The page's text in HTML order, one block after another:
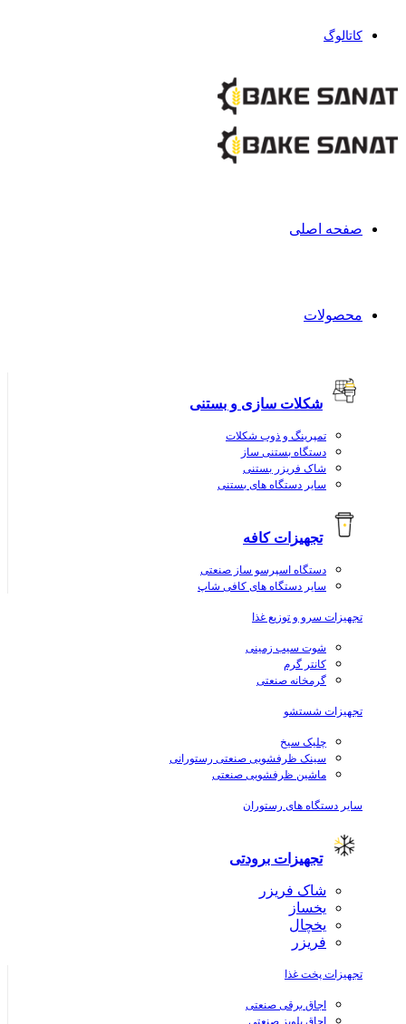
کاتالوگ
صفحه اصلی
محصولات
شکلات سازی و بستنی
تمپرینگ و ذوب شکلات
دستگاه بستنی ساز
شاک فریزر بستنی
سایر دستگاه های بستنی
تجهیزات کافه
دستگاه اسپرسو ساز صنعتی
سایر دستگاه های کافی شاپ
تجهیزات سرو و توزیع غذا
شوت سیب زمینی
کانتر گرم
گرمخانه صنعتی
تجهیزات شستشو
چلیک سیخ
سینک ظرفشویی صنعتی رستورانی
ماشین ظرفشویی صنعتی
سایر دستگاه های رستوران
تجهیزات برودتی
شاک فریزر
یخساز
یخچال
فریزر
تجهیزات پخت غذا
اجاق برقی صنعتی
اجاق پلوپز صنعتی